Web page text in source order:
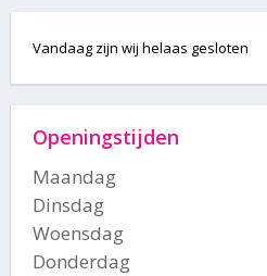
Vandaag zijn wij helaas gesloten
Openingstijden
Maandag
Dinsdag
Woensdag
Donderdag